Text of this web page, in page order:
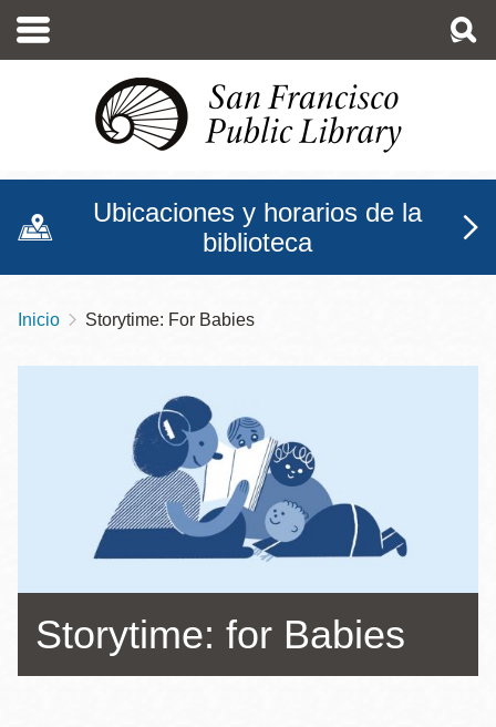
contenido
Ubicaciones y horarios de la
biblioteca
Sobrescribir
enlaces
navegación
Inicio Storytime: For Babies
Storytime: for Babies